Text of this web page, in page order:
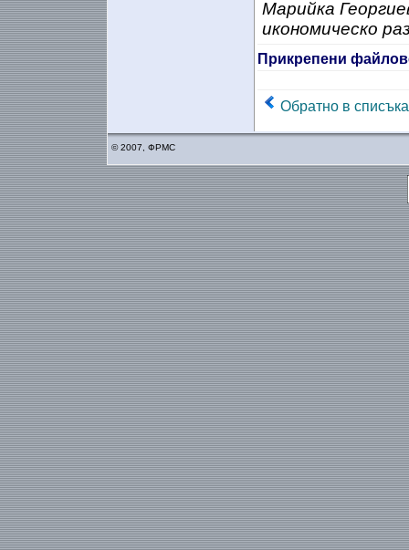
Марийка
икономическо
Прикрепени
Обратно в списъка
© 2007, ФРМС